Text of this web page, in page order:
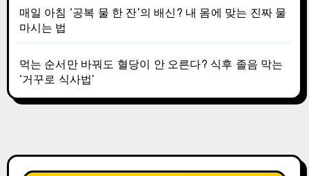
매일 아침 ‘공복 물 한 잔’의 배신? 내 몸에 맞는 진짜 물
마시는 법
먹는 순서만 바꿔도 혈당이 안 오른다? 식후 졸음 막는
‘거꾸로 식사법’